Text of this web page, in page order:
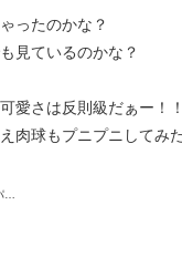
ったのかな？
見ているのかな？
愛さは反則級だぁー！！
肉球もプニプニしてみ
…